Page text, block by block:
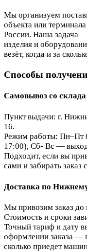
Мы организуем
объекта или
России. Наша задача
изделия и
везёт, когда и за
Способы
Самовывоз со
Пункт выдачи: г.
16.
Режим работы: Пн–Пт
17:00), Сб- Вс —
Подходит, если вы
сами и забирать заказ
Доставка по
Мы привозим заказ до
Стоимость и сроки
Точный тариф и дату
оформлении заказа —
сколько приедет